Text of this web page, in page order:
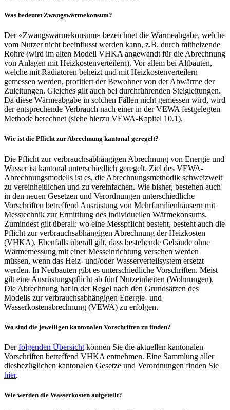
Was bedeutet Zwangswärmekonsum?
Der «Zwangswärmekonsum» bezeichnet die Wärmeabgabe, welche
vom Nutzer nicht beeinflusst werden kann, z.B. durch mitheizende
Rohre (wird im alten Modell VHKA angewandt für die Abrechnung
von Anlagen mit Heizkostenverteilern). Vor allem bei Altbauten,
welche mit Radiatoren beheizt und mit Heizkostenverteilern
gemessen werden, profitiert der Bewohner von der Abwärme der
Zuleitungen. Gleiches gilt auch bei durchführenden Steigleitungen.
Da diese Wärmeabgabe in solchen Fällen nicht gemessen wird, wird
der entsprechende Verbrauch nach einer in der VEWA festgelegten
Methode berechnet (siehe hierzu VEWA-Kapitel 10.1).
Wie ist die Pflicht zur Abrechnung kantonal geregelt?
Die Pflicht zur verbrauchsabhängigen Abrechnung von Energie und
Wasser ist kantonal unterschiedlich geregelt. Ziel des VEWA-
Abrechnungsmodells ist es, die Abrechnungsmethodik schweizweit
zu vereinheitlichen und zu vereinfachen. Wie bisher, bestehen auch
in den neuen Gesetzen und Verordnungen unterschiedliche
Vorschriften betreffend Ausrüstung von Mehrfamilienhäusern mit
Messtechnik zur Ermittlung des individuellen Wärmekonsums.
Zumindest gilt überall: wo eine Messpflicht besteht, besteht auch die
Pflicht zur verbrauchsabhängigen Abrechnung der Heizkosten
(VHKA). Ebenfalls überall gilt, dass bestehende Gebäude ohne
Wärmemessung mit einer Messeinrichtung versehen werden
müssen, wenn das Heiz- und/oder Wasserverteilsystem ersetzt
werden. In Neubauten gibt es unterschiedliche Vorschriften. Meist
gilt eine Ausrüstungspflicht ab fünf Nutzeinheiten (Wohnungen).
Die Abrechnung hat in der Regel nach den Grundsätzen des
Modells zur verbrauchsabhängigen Energie- und
Wasserkostenabrechnung (VEWA) zu erfolgen.
Wo sind die jeweiligen kantonalen Vorschriften zu finden?
Derfolgenden Übersicht können Sie die aktuellen kantonalen
Vorschriften betreffend VHKA entnehmen. Eine Sammlung aller
diesbezüglichen kantonalen Gesetze und Verordnungen finden Sie
hier.
Wie werden die Wasserkosten aufgeteilt?